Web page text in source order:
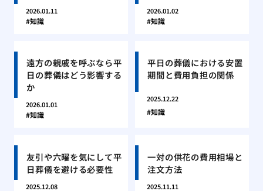
2026.01.11
知識
2026.01.02
知識
遠方の親戚を呼ぶなら平
日の葬儀はどう影響する
か
2026.01.01
知識
平日の葬儀における安置
期間と費用負担の関係
2025.12.22
知識
友引や六曜を気にして平
日葬儀を避ける必要性
2025.12.08
一対の供花の費用相場と
注文方法
2025.11.11